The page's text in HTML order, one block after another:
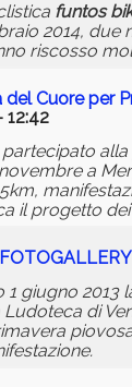
funtos
2014, due
riscosso
del Cuore per
12:42
partecipato
a
il progetto dei
1 giugno 2013
di